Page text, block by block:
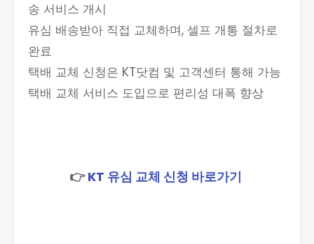
송 서비스 개시
유심 배송받아 직접 교체하며, 셀프 개통 절차로
완료
택배 교체 신청은 KT닷컴 및 고객센터 통해 가능
택배 교체 서비스 도입으로 편리성 대폭 향상​​
👉KT 유심 교체 신청 바로가기